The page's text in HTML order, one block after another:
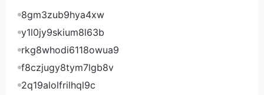
让繁荣的欧洲市场与中国市场持续互利地良性互动，成
为世界大市场的稳定锚，促进世界经济一体化，给动荡
的国际秩序注入稳定。
冯仲平：“欧洲衰落论”在当前的欧洲内外都很流行，为
自己找到合理可行可持续的发展方向是欧洲的当务之
急。从历史看，二战后欧洲经历了区域和国家两个层面
8gm3zub9hya4xw
y1l0jy9skium8l63b
rkg8whodi6118owua9
f8czjugy8tym7lgb8v
2q19alolfrilhql9c